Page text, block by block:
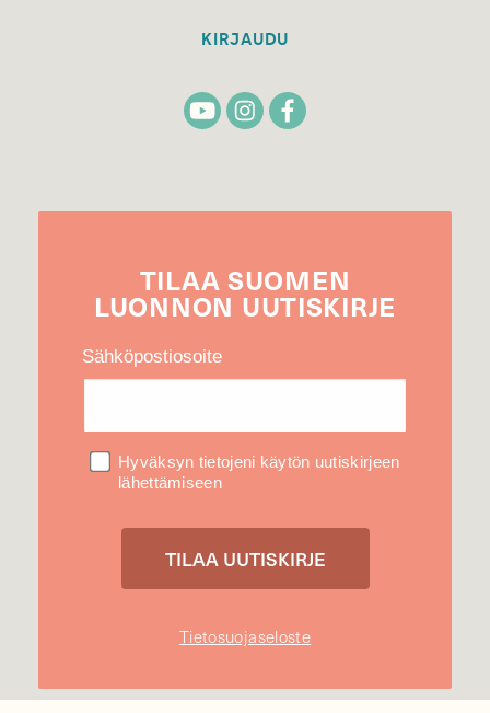
KIRJAUDU
TILAA SUOMEN
LUONNON UUTIS­KIRJE
Sähköpostiosoite
Hyväksyn tietojeni käytön uutiskirjeen
lähettämiseen
Tietosuojaseloste